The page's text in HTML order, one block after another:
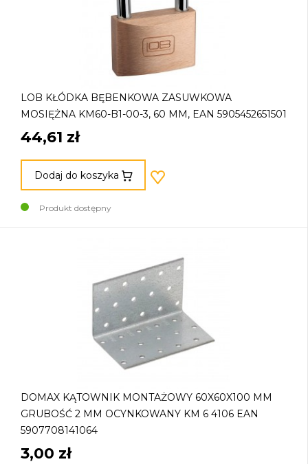
LOB KŁÓDKA BĘBENKOWA ZASUWKOWA
MOSIĘŻNA KM60-B1-00-3, 60 MM, EAN 5905452651501
44,61 zł
Dodaj do koszyka
Produkt dostępny
DOMAX KĄTOWNIK MONTAŻOWY 60X60X100 MM
GRUBOŚĆ 2 MM OCYNKOWANY KM 6 4106 EAN
5907708141064
3,00 zł